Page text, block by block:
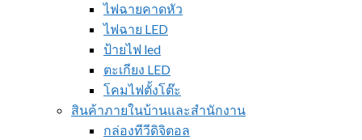
ไฟฉายคาดหัว
ไฟฉาย LED
ป้ายไฟ led
ตะเกียง LED
โคมไฟตั้งโต๊ะ
สินค้าภายในบ้านและสำนักงาน
กล่องทีวีดิจิตอล